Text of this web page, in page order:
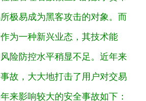
极易成为黑客攻击的对象。而
为一种新兴业态，其技术能
险防控水平稍显不足。近年来
故，大大地打击了用户对交易
来影响较大的安全事故如下：